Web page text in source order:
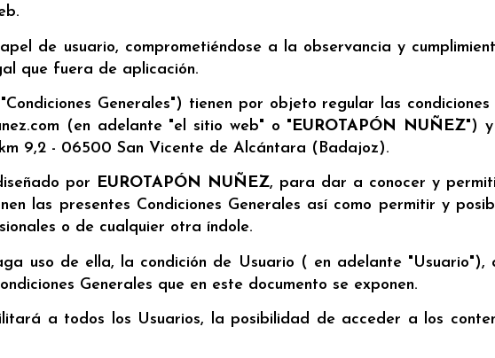
de usuario, comprometiéndose a la observancia y
que fuera de aplicación.
Generales") tienen por objeto regular las
(en adelante "el sitio web" o "EUROTAPÓN NUÑEZ") y
9,2 - 06500 San Vicente de Alcántara (Badajoz).
por EUROTAPÓN NUÑEZ, para dar a conocer y
las presentes Condiciones Generales así como permitir y
o de cualquier otra índole.
uso de ella, la condición de Usuario ( en adelante
Generales que en este documento se exponen.
a todos los Usuarios, la posibilidad de acceder a los